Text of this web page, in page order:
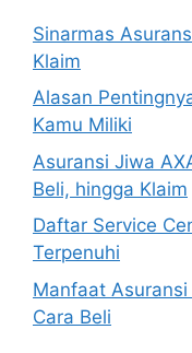
Sinarmas
Klaim
Alasan
Kamu Miliki
Asuransi Jiwa
Beli, hingga Klaim
Daftar Service
Terpenuhi
Manfaat
Cara Beli